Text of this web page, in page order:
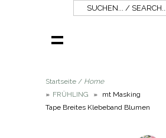
Startseite / Home
» FRÜHLING »
mt Masking
Tape Breites Klebeband Blumen